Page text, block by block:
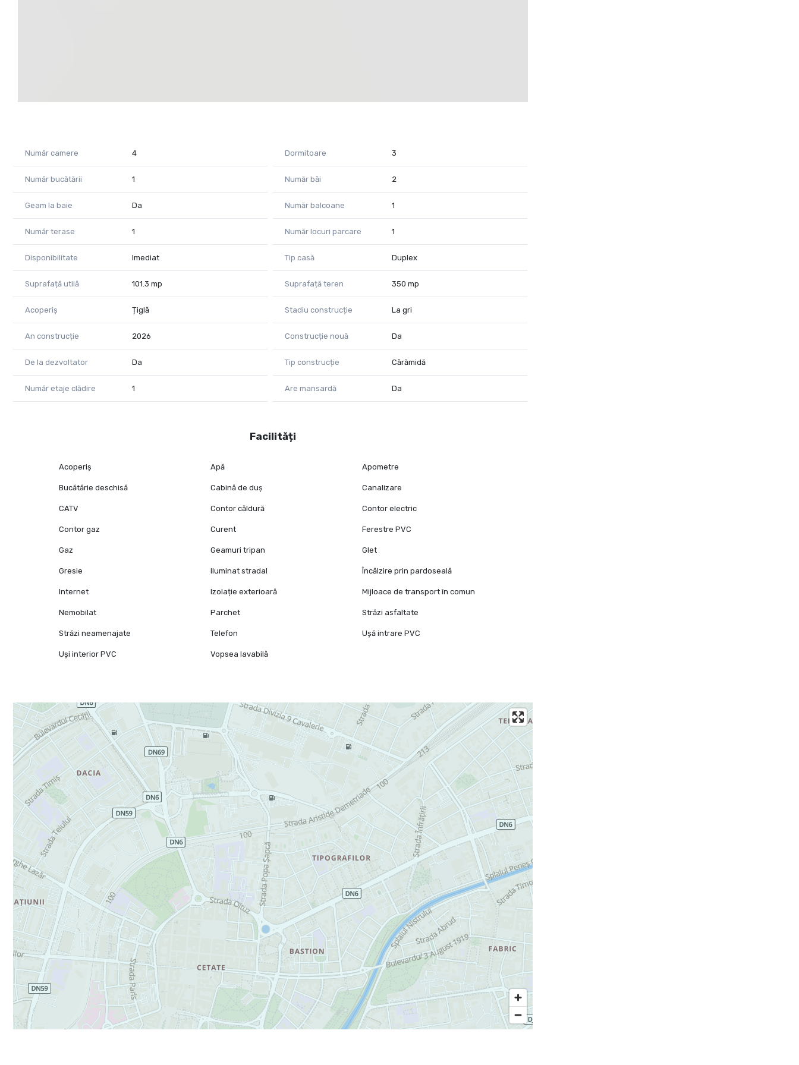
Număr camere 4 Dormitoare 3
Număr bucătării 1 Număr băi 2
Geam la baie Da Număr balcoane 1
Număr terase 1 Număr locuri parcare 1
Disponibilitate Imediat Tip casă Duplex
Suprafață utilă 101.3 mp Suprafață teren 350 mp
Acoperiș Țiglă Stadiu construcție La gri
An construcție 2026 Construcție nouă Da
De la dezvoltator Da Tip construcție Cărămidă
Număr etaje clădire 1 Are mansardă Da
Facilități
Acoperiș Apă Apometre
Bucătărie deschisă Cabină de duș Canalizare
CATV Contor căldură Contor electric
Contor gaz Curent Ferestre PVC
Gaz Geamuri tripan Glet
Gresie Iluminat stradal Încălzire prin pardoseală
Internet Izolație exterioară Mijloace de transport în comun
Nemobilat Parchet Străzi asfaltate
Străzi neamenajate Telefon Ușă intrare PVC
Uși interior PVC Vopsea lavabilă